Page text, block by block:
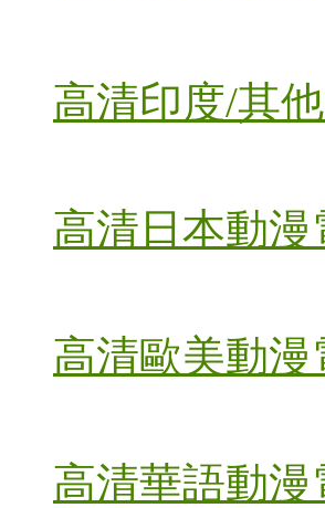
高清印度/其
高清日本動漫
高清歐美動漫
高清華語動漫